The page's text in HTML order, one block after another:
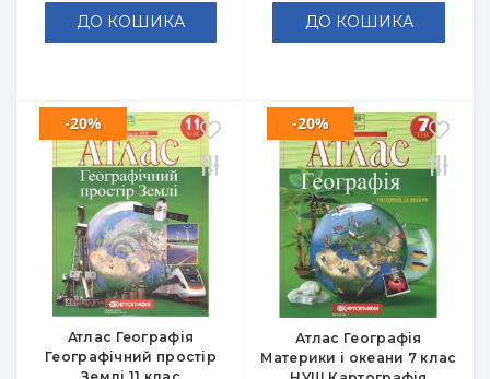
ДО КОШИКА ДО КОШИКА
Атлас Географія
Географічний простір
-20%
Атлас Географія
Материки і океани 7 клас
-20%